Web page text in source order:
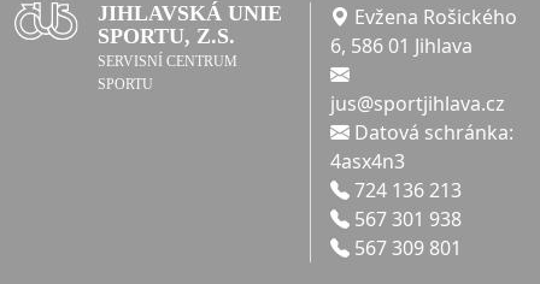
JIHLAVSKÁ UNIE
SPORTU, Z.S.
SERVISNÍ CENTRUM
SPORTU
Evžena Rošického
6, 586 01 Jihlava
jus@sportjihlava.cz
Datová schránka:
4asx4n3
724 136 213
567 301 938
567 309 801